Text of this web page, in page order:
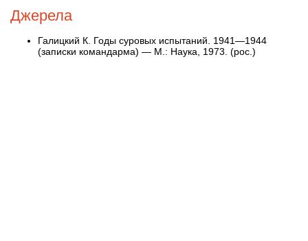
Джерела
Галицкий К. Годы суровых испытаний. 1941—1944
(записки командарма) — М.: Наука, 1973. (рос.)